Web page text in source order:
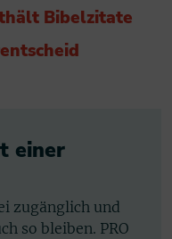
Bibelzitate
einer
zugänglich und
so bleiben. PRO